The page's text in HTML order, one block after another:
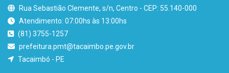
Rua Sebastião Clemente, s/n, Centro - CEP: 55.140-000
Atendimento: 07:00hs às 13:00hs
(81) 3755-1257
prefeitura.pmt@tacaimbo.pe.gov.br
Tacaimbó - PE